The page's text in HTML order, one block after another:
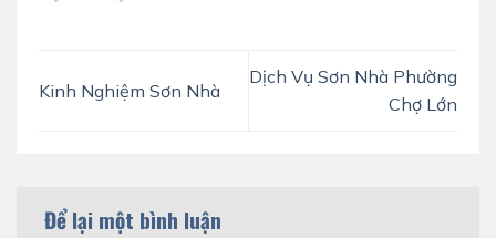
Kinh Nghiệm Sơn Nhà
Dịch Vụ Sơn Nhà Phường
Chợ Lớn
Để lại một bình luận